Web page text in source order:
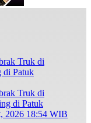
Truk di
di Patuk
2026 18:54 WIB